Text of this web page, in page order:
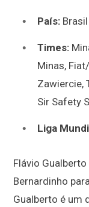
País: Brasil
Times:
Minas,
Zawiercie,
Sir Safety
Liga
Flávio
Bernardinho
Gualberto é um